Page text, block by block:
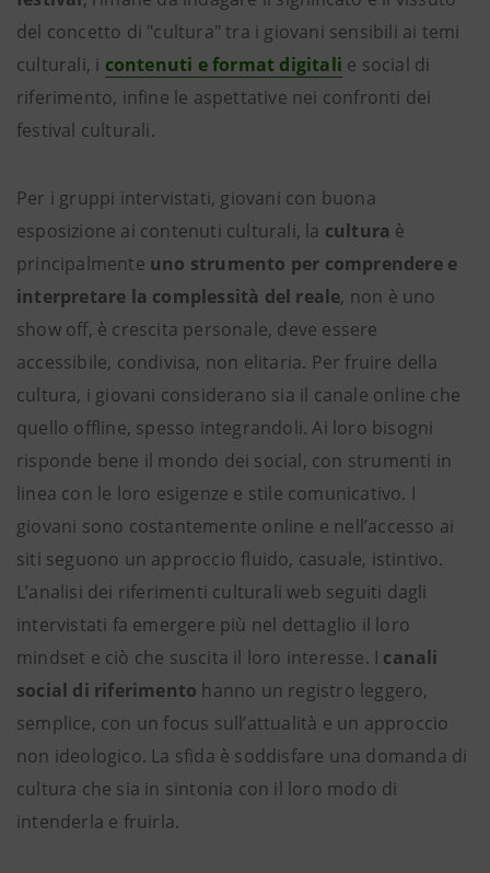
del concetto di "cultura" tra i giovani sensibili ai temi
culturali, i contenuti e format digitali e social di
riferimento, infine le aspettative nei confronti dei
festival culturali.
Per i gruppi intervistati, giovani con buona
esposizione ai contenuti culturali, la cultura è
principalmente uno strumento per comprendere e
interpretare la complessità del reale, non è uno
show off, è crescita personale, deve essere
accessibile, condivisa, non elitaria. Per fruire della
cultura, i giovani considerano sia il canale online che
quello offline, spesso integrandoli. Ai loro bisogni
risponde bene il mondo dei social, con strumenti in
linea con le loro esigenze e stile comunicativo. I
giovani sono costantemente online e nell’accesso ai
siti seguono un approccio fluido, casuale, istintivo.
L’analisi dei riferimenti culturali web seguiti dagli
intervistati fa emergere più nel dettaglio il loro
mindset e ciò che suscita il loro interesse. I canali
social di riferimento hanno un registro leggero,
semplice, con un focus sull’attualità e un approccio
non ideologico. La sfida è soddisfare una domanda di
cultura che sia in sintonia con il loro modo di
intenderla e fruirla.